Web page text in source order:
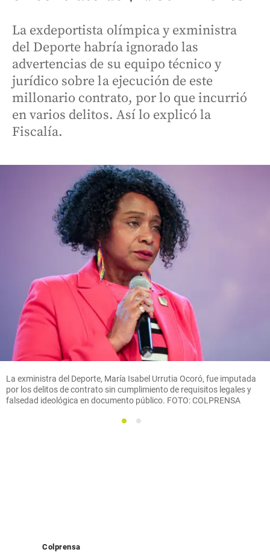
La exdeportista olímpica y exministra
del Deporte habría ignorado las
advertencias de su equipo técnico y
jurídico sobre la ejecución de este
millonario contrato, por lo que incurrió
en varios delitos. Así lo explicó la
Fiscalía.
La exministra del Deporte, María Isabel Urrutia Ocoró, fue imputada
por los delitos de contrato sin cumplimiento de requisitos legales y
falsedad ideológica en documento público. FOTO: COLPRENSA
1 2
Colprensa